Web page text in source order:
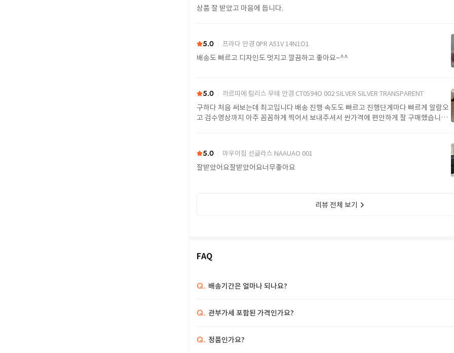
상품 잘 받았고 마음에 듭니다.
5.0 프라다 안경 0PR A51V 14N1O1
배송도 빠르고 디자인도 멋지고 깔끔하고 좋아요~^^
5.0 까르띠에 림리스 무테 안경 CT0594O 002 SILVER SILVER TRANSPARENT
구하다 처음 써보는데 최고입니다 배송 진행 속도도 빠르고 진행단계마다 빠르게 알람오
고 검수영상까지 아주 꼼꼼하게 찍어서 보내주셔서 싼가격에 편안하게 잘 구매했습니다.
5.0 마우이짐 선글라스 NAAUAO 001
잘받았어요잘받았어요너무좋아요
리뷰 전체 보기
FAQ
Q. 배송기간은 얼마나 되나요?
Q. 관부가세 포함된 가격인가요?
Q. 정품인가요?